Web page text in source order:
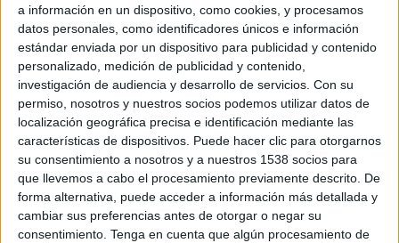
a información en un dispositivo, como cookies, y procesamos
datos personales, como identificadores únicos e información
estándar enviada por un dispositivo para publicidad y contenido
personalizado, medición de publicidad y contenido,
investigación de audiencia y desarrollo de servicios. Con su
permiso, nosotros y nuestros socios podemos utilizar datos de
localización geográfica precisa e identificación mediante las
características de dispositivos. Puede hacer clic para otorgarnos
su consentimiento a nosotros y a nuestros 1538 socios para
que llevemos a cabo el procesamiento previamente descrito. De
forma alternativa, puede acceder a información más detallada y
cambiar sus preferencias antes de otorgar o negar su
consentimiento. Tenga en cuenta que algún procesamiento de
todo el terriotorio español, de tal manera que ambas empresas complementan su
fuerza comercilizadora. EiTB.com seguirá siendo comercializada en el País Vasco
por¡”expressive: , queaumenta su fuerza comercializadora de soportes
publicitarios añadiendo estared a los del grupo EiTB, la TV autonómica de
Castilla y León, sanfermin.com y sanfermin.tv.Por su parte, CPM es líder en
información regional en internet con cabeceras como 'El Periódico de Cataluña',
'Periódico de Aragón', 'Sport', 'La Nueva España', 'Levante-EMV' o 'Faro de Vigo'.
Asimismo y mediante este acuerdo, las cabeceras digitales de CPM pasan a formar
parte de los soportes representados por ?¡"expresive: , que gestiona los espacios
publicitarios de EiTB (TV, radio e Internet), Radio Televisión de Castilla y León
(CyL7 y CyL8), sanfermin.com y sanfermin.tv, el boletín y la revista del Athletic
Club, explota eventos deportivos y culturales bajo la marca Livents y distribuye